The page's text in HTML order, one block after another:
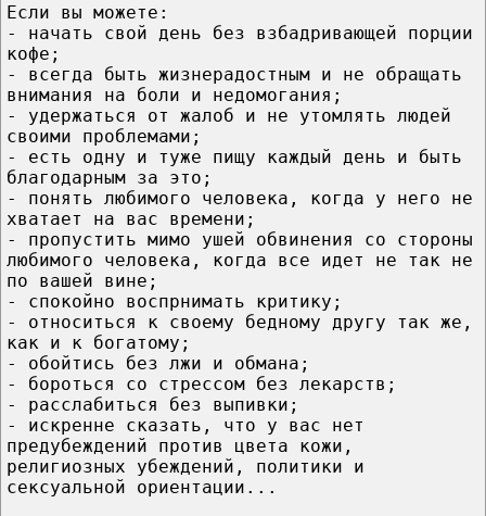
Если вы можете:
- начать свой день без взбадривающей порции
кофе;
- всегда быть жизнерадостным и не обращать
внимания на боли и недомогания;
- удержаться от жалоб и не утомлять людей
своими проблемами;
- есть одну и туже пищу каждый день и быть
благодарным за это;
- понять любимого человека, когда у него не
хватает на вас времени;
- пропустить мимо ушей обвинения со стороны
любимого человека, когда все идет не так не
по вашей вине;
- спокойно воспрнимать критику;
- относиться к своему бедному другу так же,
как и к богатому;
- обойтись без лжи и обмана;
- бороться со стрессом без лекарств;
- расслабиться без выпивки;
- искренне сказать, что у вас нет
предубеждений против цвета кожи,
религиозных убеждений, политики и
сексуальной ориентации...